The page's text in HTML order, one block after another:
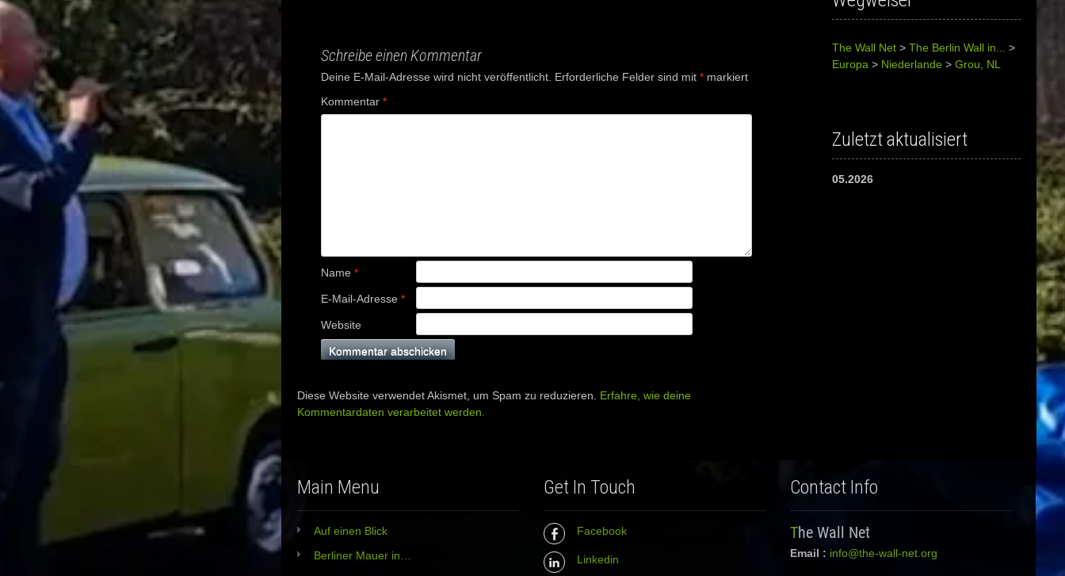
Schreibe einen Kommentar
Deine E-Mail-Adresse wird nicht veröffentlicht. Erforderliche Felder sind mit *markiert
Kommentar *
Name *
E-Mail-Adresse *
Website
Diese Website verwendet Akismet, um Spam zu reduzieren. Erfahre, wie deine
Kommentardaten verarbeitet werden.
The Wall Net >The Berlin Wall in... >
Europa > Niederlande >Grou, NL
Zuletzt aktualisiert
05.2026
Main Menu
Auf einen Blick
Berliner Mauer in…
Get In Touch
Facebook
Linkedin
Contact Info
The Wall Net
Email : info@the-wall-net.org